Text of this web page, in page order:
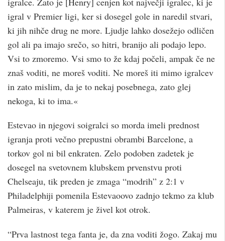
igral v Premier ligi, ker si dosegel gole in naredil stvari,
ki jih nihče drug ne more. Ljudje lahko dosežejo odličen
gol ali pa imajo srečo, so hitri, branijo ali podajo lepo.
Vsi to zmoremo. Vsi smo to že kdaj počeli, ampak če ne
znaš voditi, ne moreš voditi. Ne moreš iti mimo igralcev
in zato mislim, da je to nekaj posebnega, zato glej
nekoga, ki to ima.«
Estevao in njegovi soigralci so morda imeli prednost
igranja proti večno prepustni obrambi Barcelone, a
torkov gol ni bil enkraten. Zelo podoben zadetek je
dosegel na svetovnem klubskem prvenstvu proti
Chelseaju, tik preden je zmaga “modrih” z 2:1 v
Philadelphiji pomenila Estevaoovo zadnjo tekmo za klub
Palmeiras, v katerem je živel kot otrok.
“Prva lastnost tega fanta je, da zna voditi žogo. Zakaj mu